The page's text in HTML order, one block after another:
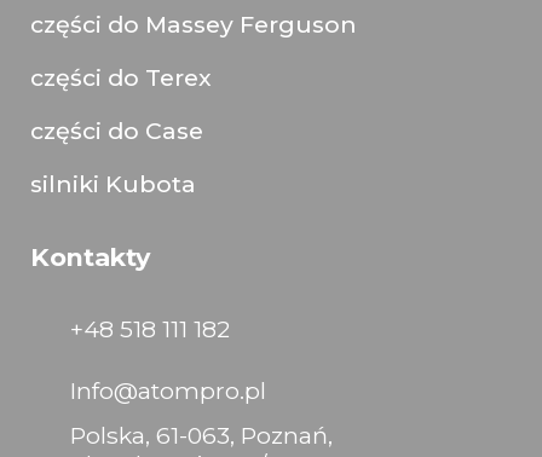
części do Massey Ferguson
części do Terex
części do Case
silniki Kubota
Kontakty
+48 518 111 182
Info@atompro.pl
Polska, 61-063, Poznań,